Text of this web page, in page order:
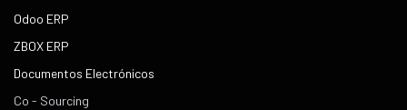
Odoo ERP
ZBOX ERP
Documentos Electrónicos
Co - Sourcing